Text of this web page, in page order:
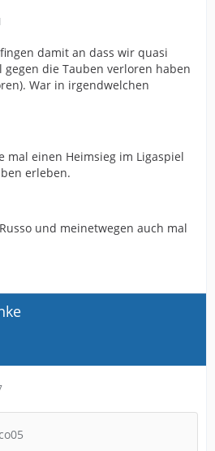
damit an dass wir quasi
die Tauben verloren haben
War in irgendwelchen
mal einen Heimsieg im Ligaspiel
erleben.
und meinetwegen auch mal